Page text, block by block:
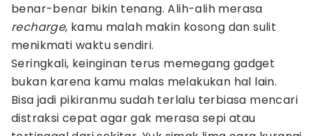
benar-benar bikin tenang. Alih-alih merasa
recharge, kamu malah makin kosong dan sulit
menikmati waktu sendiri.
Seringkali, keinginan terus memegang gadget
bukan karena kamu malas melakukan hal lain.
Bisa jadi pikiranmu sudah terlalu terbiasa mencari
distraksi cepat agar gak merasa sepi atau